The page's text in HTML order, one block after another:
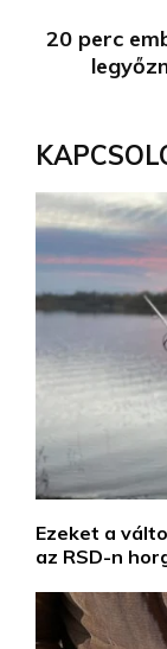
20 perc
Ezeket a
az RSD-n